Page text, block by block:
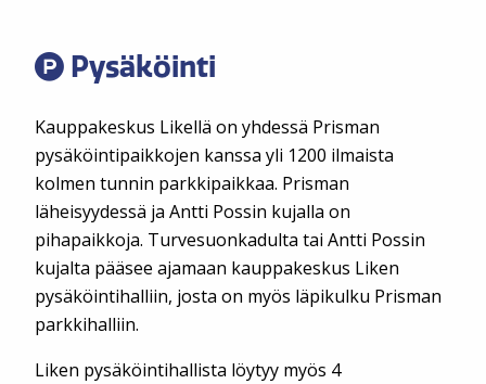
Pysäköinti
Kauppakeskus Likellä on yhdessä Prisman
pysäköintipaikkojen kanssa yli 1200 ilmaista
kolmen tunnin parkkipaikkaa. Prisman
läheisyydessä ja Antti Possin kujalla on
pihapaikkoja. Turvesuonkadulta tai Antti Possin
kujalta pääsee ajamaan kauppakeskus Liken
pysäköintihalliin, josta on myös läpikulku Prisman
parkkihalliin.
Liken pysäköintihallista löytyy myös 4